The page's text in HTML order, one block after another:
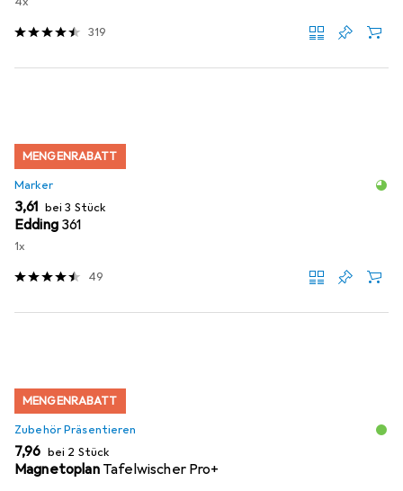
319
MENGENRABATT
Marker
EUR
3,61 bei 3 Stück
Edding 361
1x
49
MENGENRABATT
Zubehör Präsentieren
EUR
7,96 bei 2 Stück
Magnetoplan Tafelwischer Pro+